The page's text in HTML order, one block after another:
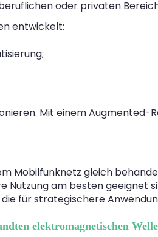
oder privaten
entwickelt:
Mit einem
Mobilfunknetz gleich
Nutzung am besten geeignet
für strategischere
elektromagnetischen